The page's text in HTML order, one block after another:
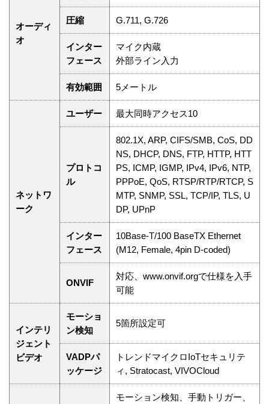
オーディ
オ
圧縮 G.711, G.726
インター
フェース
マイク内蔵
外部ライン入力
有効範囲 5メートル
ネットワ
ーク
ユーザー 最大同時アクセス10
プロトコ
ル
802.1X, ARP, CIFS/SMB, CoS, DD
NS, DHCP, DNS, FTP, HTTP, HTT
PS, ICMP, IGMP, IPv4, IPv6, NTP,
PPPoE, QoS, RTSP/RTP/RTCP, S
MTP, SNMP, SSL, TCP/IP, TLS, U
DP, UPnP
インター
フェース
10Base-T/100 BaseTX Ethernet
(M12, Female, 4pin D-coded)
ONVIF
対応、www.onvif.orgで仕様を入手
可能
インテリ
ジェント
ビデオ
モーショ
ン検知
5箇所設定可
VADPパ
ッケージ
トレンドマイクロIoTセキュリテ
ィ, Stratocast, VIVOCloud
モーション検知、手動トリガー、